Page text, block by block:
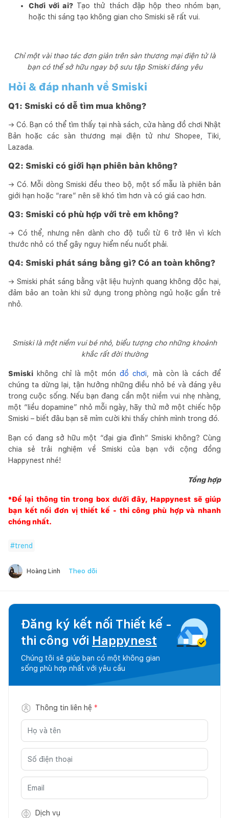
Chơi với ai? Tạo thử thách đập hộp theo nhóm bạn,
hoặc thi sáng tạo không gian cho Smiski sẽ rất vui.
Chỉ một vài thao tác đơn giản trên sàn thương mại điện tử là
bạn có thể sở hữu ngay bộ sưu tập Smiski đáng yêu
Hỏi & đáp nhanh về Smiski
Q1: Smiski có dễ tìm mua không?
→ Có. Bạn có thể tìm thấy tại nhà sách, cửa hàng đồ chơi Nhật
Bản hoặc các sàn thương mại điện tử như Shopee, Tiki,
Lazada.
Q2: Smiski có giới hạn phiên bản không?
→ Có. Mỗi dòng Smiski đều theo bộ, một số mẫu là phiên bản
giới hạn hoặc “rare” nên sẽ khó tìm hơn và có giá cao hơn.
Q3: Smiski có phù hợp với trẻ em không?
→ Có thể, nhưng nên dành cho độ tuổi từ 6 trở lên vì kích
thước nhỏ có thể gây nguy hiểm nếu nuốt phải.
Q4: Smiski phát sáng bằng gì? Có an toàn không?
→ Smiski phát sáng bằng vật liệu huỳnh quang không độc hại,
đảm bảo an toàn khi sử dụng trong phòng ngủ hoặc gần trẻ
nhỏ.
Smiski là một niềm vui bé nhỏ, biểu tượng cho những khoảnh
khắc rất đời thường
Smiski không chỉ là một món đồ chơi , mà còn là cách để
chúng ta dừng lại, tận hưởng những điều nhỏ bé và đáng yêu
trong cuộc sống. Nếu bạn đang cần một niềm vui nhẹ nhàng,
một “liều dopamine” nhỏ mỗi ngày, hãy thử mở một chiếc hộp
Smiski – biết đâu bạn sẽ mỉm cười khi thấy chính mình trong đó.
Bạn có đang sở hữu một “đại gia đình” Smiski không? Cùng
chia sẻ trải nghiệm về Smiski của bạn với cộng đồng
Happynest nhé!
Tổng hợp
*Để lại thông tin trong box dưới đây, Happynest sẽ giúp
bạn kết nối đơn vị thiết kế - thi công phù hợp và nhanh
chóng nhất.
#trend
Hoàng Linh Theo dõi
Đăng ký kết nối Thiết kế -
thi công với Happynest
Chúng tôi sẽ giúp bạn có một không gian
sống phù hợp nhất với yêu cầu
Thông tin liên hệ *
Dịch vụ